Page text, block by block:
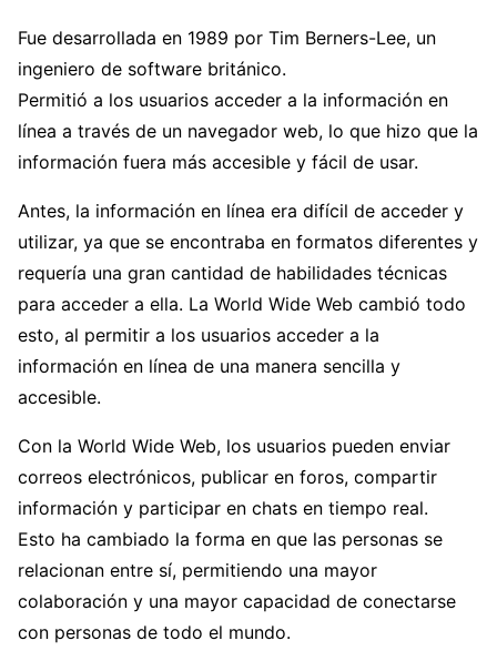
Fue desarrollada en 1989 por Tim Berners-Lee, un
ingeniero de software británico.
Permitió a los usuarios acceder a la información en
línea a través de un navegador web, lo que hizo que la
información fuera más accesible y fácil de usar.
Antes, la información en línea era difícil de acceder y
utilizar, ya que se encontraba en formatos diferentes y
requería una gran cantidad de habilidades técnicas
para acceder a ella. La World Wide Web cambió todo
esto, al permitir a los usuarios acceder a la
información en línea de una manera sencilla y
accesible.
Con la World Wide Web, los usuarios pueden enviar
correos electrónicos, publicar en foros, compartir
información y participar en chats en tiempo real.
Esto ha cambiado la forma en que las personas se
relacionan entre sí, permitiendo una mayor
colaboración y una mayor capacidad de conectarse
con personas de todo el mundo.